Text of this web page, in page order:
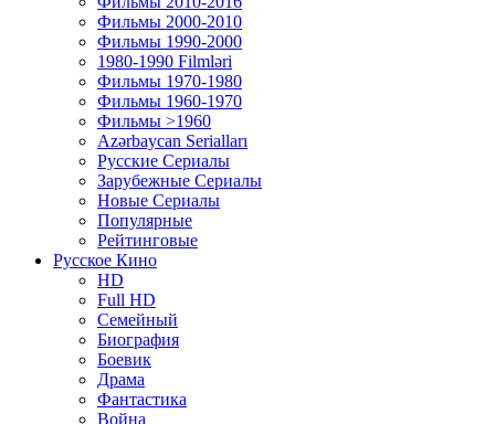
Фильмы 2000-2010
Фильмы 1990-2000
1980-1990 Filmləri
Фильмы 1970-1980
Фильмы 1960-1970
Фильмы >1960
Azərbaycan Serialları
Русские Сериалы
Зарубежные Сериалы
Новые Сериалы
Популярные
Рейтинговые
Русское Кино
HD
Full HD
Семейный
Биография
Боевик
Драма
Фантастика
Война